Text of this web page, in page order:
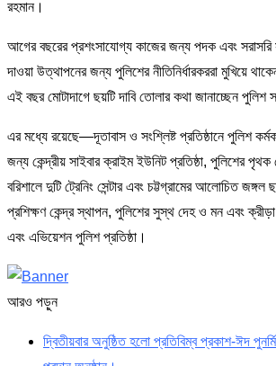
রহমান।
আগের বছরের প্রশংসাযোগ্য কাজের জন্য পদক এবং সরাসরি
দাওয়া উত্থাপনের জন্য পুলিশের নীতিনির্ধারকররা মুখিয়ে
এই বছর মোটাদাগে ছয়টি দাবি তোলার কথা জানাচ্ছেন পুলিশ
এর মধ্যে রয়েছে—দূতাবাস ও সংশ্লিষ্ট প্রতিষ্ঠানে পুলিশ
জন্য কেন্দ্রীয় সাইবার ক্রাইম ইউনিট প্রতিষ্ঠা, পুলিশের পৃথক
বরিশালে দুটি ট্রেনিং সেন্টার এবং চট্টগ্রামের আলোচিত জঙ্গল
প্রশিক্ষণ কেন্দ্র স্থাপন, পুলিশের সুস্থ দেহ ও মন এবং
এবং এভিয়েশন পুলিশ প্রতিষ্ঠা।
আরও পড়ুন
দ্বিতীয়বার অনুষ্ঠিত হলো প্রতিবিম্ব প্রকাশ-ঈদ